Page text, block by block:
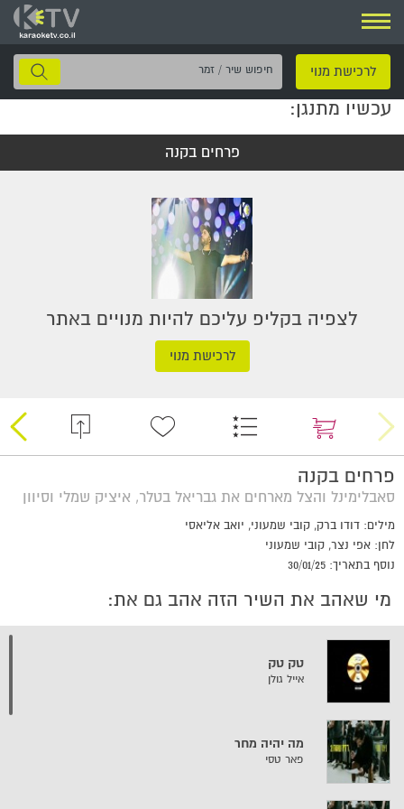
ניווט
לרכישת מנוי
חיפוש
שיר
עכשיו מתנגן:
פרחים בקנה
לצפיה בקליפ עליכם להיות מנויים באתר
לרכישת מנוי
פרחים בקנה
סאבלימינל והצל מארחים את גבריאל בטלר, איציק שמלי וסיוון
מילים: דודו ברק, קובי שמעוני, יואב אליאסי
לחן: אפי נצר, קובי שמעוני
נוסף בתאריך: 30/01/25
מי שאהב את השיר הזה אהב גם את:
טק טק
אייל גולן
מה יהיה מחר
פאר טסי